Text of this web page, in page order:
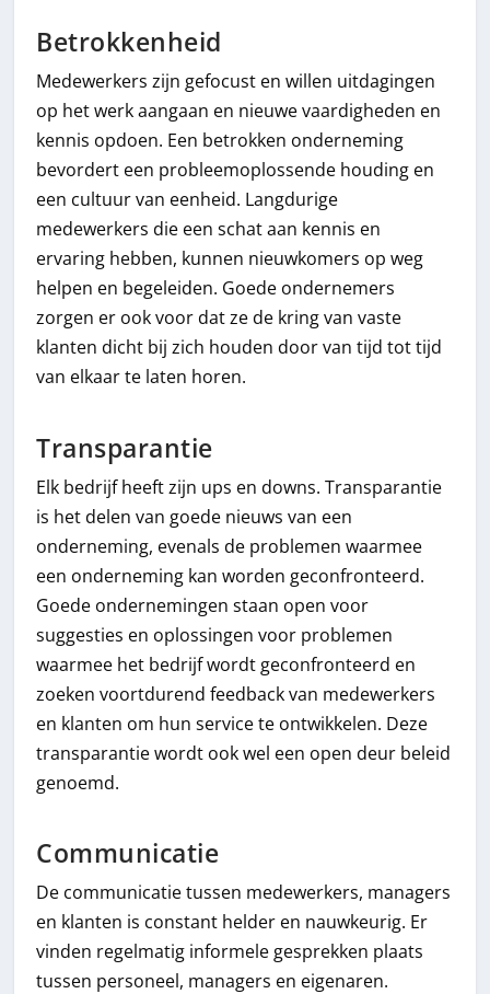
Betrokkenheid
Medewerkers zijn gefocust en willen uitdagingen
op het werk aangaan en nieuwe vaardigheden en
kennis opdoen. Een betrokken onderneming
bevordert een probleemoplossende houding en
een cultuur van eenheid. Langdurige
medewerkers die een schat aan kennis en
ervaring hebben, kunnen nieuwkomers op weg
helpen en begeleiden. Goede ondernemers
zorgen er ook voor dat ze de kring van vaste
klanten dicht bij zich houden door van tijd tot tijd
van elkaar te laten horen.
Transparantie
Elk bedrijf heeft zijn ups en downs. Transparantie
is het delen van goede nieuws van een
onderneming, evenals de problemen waarmee
een onderneming kan worden geconfronteerd.
Goede ondernemingen staan open voor
suggesties en oplossingen voor problemen
waarmee het bedrijf wordt geconfronteerd en
zoeken voortdurend feedback van medewerkers
en klanten om hun service te ontwikkelen. Deze
transparantie wordt ook wel een open deur beleid
genoemd.
Communicatie
De communicatie tussen medewerkers, managers
en klanten is constant helder en nauwkeurig. Er
vinden regelmatig informele gesprekken plaats
tussen personeel, managers en eigenaren.